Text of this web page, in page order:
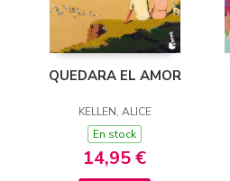
QUEDARA EL AMOR
KELLEN, ALICE
En stock
14,95 €